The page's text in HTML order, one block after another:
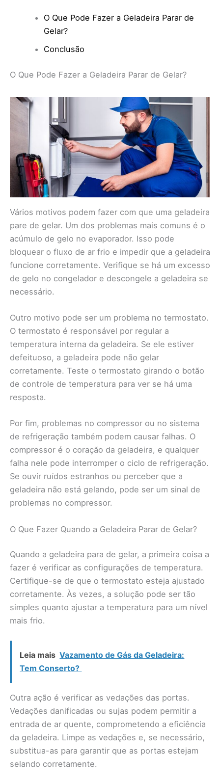
O Que Pode Fazer a Geladeira Parar de
Gelar?
Conclusão
O Que Pode Fazer a Geladeira Parar de Gelar?
Vários motivos podem fazer com que uma geladeira
pare de gelar. Um dos problemas mais comuns é o
acúmulo de gelo no evaporador. Isso pode
bloquear o fluxo de ar frio e impedir que a geladeira
funcione corretamente. Verifique se há um excesso
de gelo no congelador e descongele a geladeira se
necessário.
Outro motivo pode ser um problema no termostato.
O termostato é responsável por regular a
temperatura interna da geladeira. Se ele estiver
defeituoso, a geladeira pode não gelar
corretamente. Teste o termostato girando o botão
de controle de temperatura para ver se há uma
resposta.
Por fim, problemas no compressor ou no sistema
de refrigeração também podem causar falhas. O
compressor é o coração da geladeira, e qualquer
falha nele pode interromper o ciclo de refrigeração.
Se ouvir ruídos estranhos ou perceber que a
geladeira não está gelando, pode ser um sinal de
problemas no compressor.
O Que Fazer Quando a Geladeira Parar de Gelar?
Quando a geladeira para de gelar, a primeira coisa a
fazer é verificar as configurações de temperatura.
Certifique-se de que o termostato esteja ajustado
corretamente. Às vezes, a solução pode ser tão
simples quanto ajustar a temperatura para um nível
mais frio.
Leia mais Vazamento de Gás da Geladeira:
Tem Conserto?
Outra ação é verificar as vedações das portas.
Vedações danificadas ou sujas podem permitir a
entrada de ar quente, comprometendo a eficiência
da geladeira. Limpe as vedações e, se necessário,
substitua-as para garantir que as portas estejam
selando corretamente.